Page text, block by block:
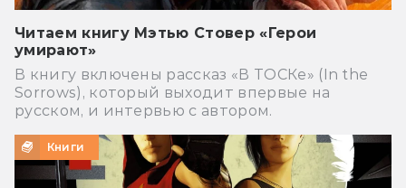
Читаем книгу Мэтью Стовер «Герои
умирают»
В книгу включены рассказ «В ТОСКе» (In the
Sorrows), который выходит впервые на
русском, и интервью с автором.
Книги